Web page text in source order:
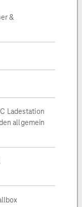
&
Ladestation
allgemein